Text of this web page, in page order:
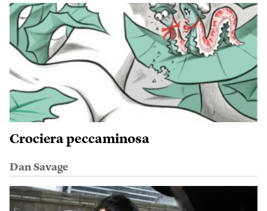
Crociera peccaminosa
Dan Savage